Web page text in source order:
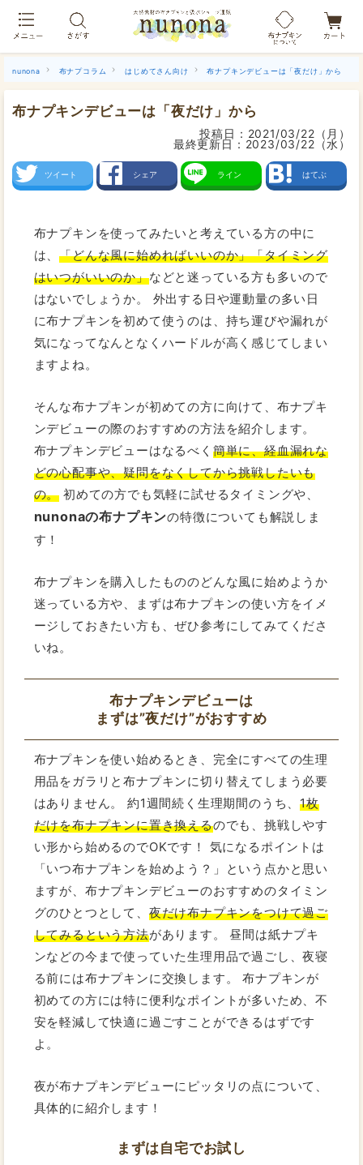
nunona 布ナプコラム はじめてさん向け 布ナプキンデビューは「夜だけ」から
布ナプキンデビューは「夜だけ」から
投稿日： 2021/03/22（月）
最終更新日： 2023/03/22（水）
ツイート シェア ライン はてぶ
布ナプキンを使ってみたいと考えている方の中に
は、「どんな風に始めればいいのか」「タイミング
はいつがいいのか」などと迷っている方も多いので
はないでしょうか。 外出する日や運動量の多い日
に布ナプキンを初めて使うのは、持ち運びや漏れが
気になってなんとなくハードルが高く感じてしまい
ますよね。
そんな布ナプキンが初めての方に向けて、布ナプキ
ンデビューの際のおすすめの方法を紹介します。
布ナプキンデビューはなるべく 簡単に、経血漏れな
どの心配事や、疑問をなくしてから挑戦したいも
の。 初めての方でも気軽に試せるタイミングや、
nunonaの布ナプキンの特徴についても解説しま
す！
布ナプキンを購入したもののどんな風に始めようか
迷っている方や、まずは布ナプキンの使い方をイメ
ージしておきたい方も、ぜひ参考にしてみてくださ
いね。
布ナプキンデビューは
まずは”夜だけ”がおすすめ
布ナプキンを使い始めるとき、完全にすべての生理
用品をガラリと布ナプキンに切り替えてしまう必要
はありません。 約1週間続く生理期間のうち、1枚
だけを布ナプキンに置き換えるのでも、挑戦しやす
い形から始めるのでOKです！ 気になるポイントは
「いつ布ナプキンを始めよう？」という点かと思い
ますが、布ナプキンデビューのおすすめのタイミン
グのひとつとして、 夜だけ布ナプキンをつけて過ご
してみるという方法があります。 昼間は紙ナプキ
ンなどの今まで使っていた生理用品で過ごし、夜寝
る前には布ナプキンに交換します。 布ナプキンが
初めての方には特に便利なポイントが多いため、不
安を軽減して快適に過ごすことができるはずです
よ。
夜が布ナプキンデビューにピッタリの点について、
具体的に紹介します！
まずは自宅でお試し